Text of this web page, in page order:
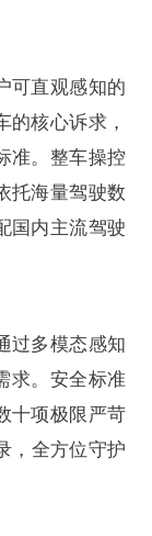
可直观感知的
的核心诉求，
准。整车操控
托海量驾驶数
国内主流驾驶
过多模态感知
求。安全标准
十项极限严苛
，全方位守护